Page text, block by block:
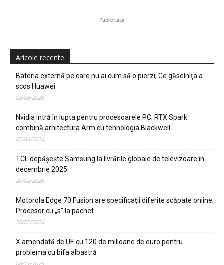
Publicitate
Aricole recente
Bateria externă pe care nu ai cum să o pierzi; Ce găselniţa a
scos Huawei
05/08/2026
Nvidia intră în lupta pentru procesoarele PC; RTX Spark
combină arhitectura Arm cu tehnologia Blackwell
02/06/2026
TCL depășește Samsung la livrările globale de televizoare în
decembrie 2025
20/02/2026
Motorola Edge 70 Fusion are specificații diferite scăpate online;
Procesor cu „s” la pachet
20/02/2026
X amendată de UE cu 120 de milioane de euro pentru
problema cu bifa albastră